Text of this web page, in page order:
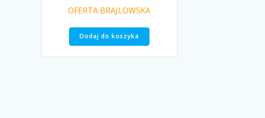
OFERTA BRAJLOWSKA
Dodaj do koszyka